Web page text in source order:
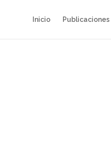
Inicio Publicaciones